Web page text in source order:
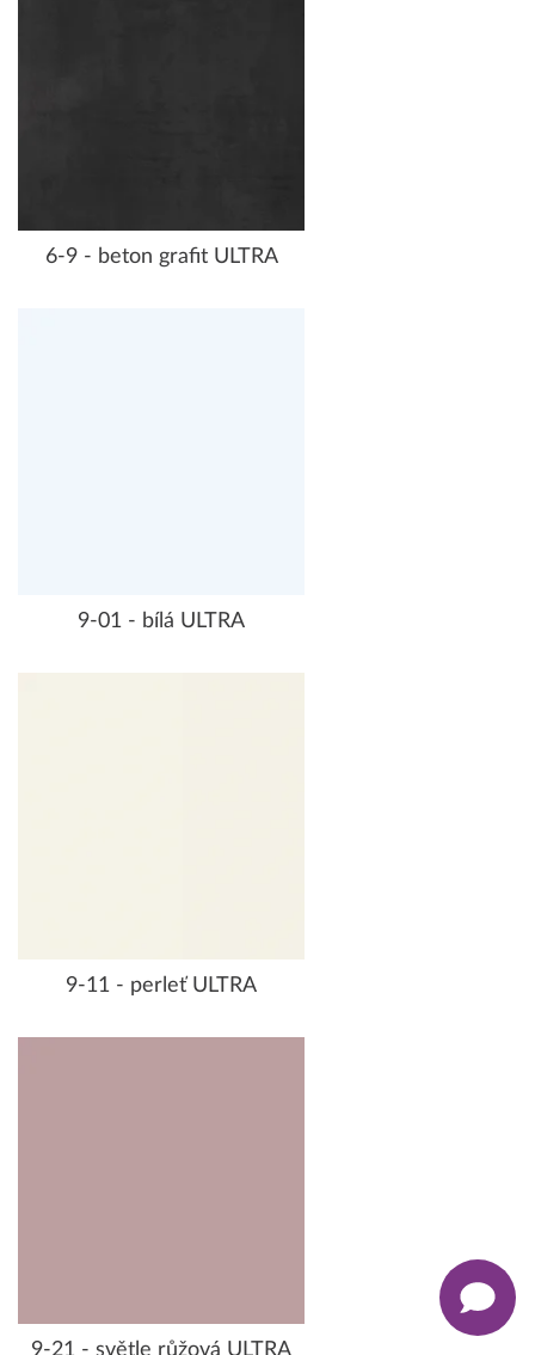
6-9 - beton grafit ULTRA
9-01 - bílá ULTRA
9-11 - perleť ULTRA
9-21 - světle růžová ULTRA